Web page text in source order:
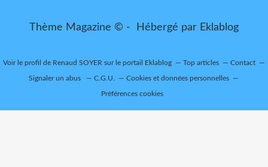
Thème Magazine © - Hébergé par Eklablog
Voir le profil de Renaud SOYER sur le portail Eklablog Top articles Contact
Signaler un abus C.G.U. Cookies et données personnelles
Préférences cookies